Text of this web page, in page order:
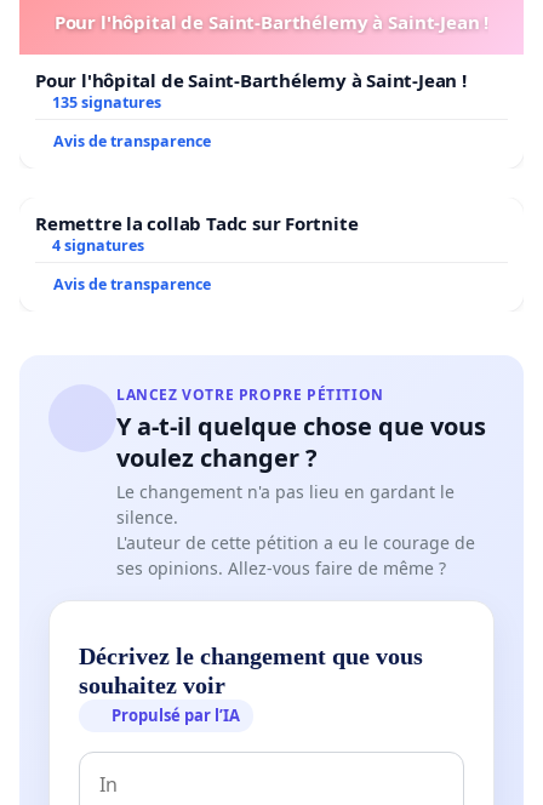
Pour l'hôpital de Saint-Barthélemy à Saint-Jean !
Pour l'hôpital de Saint-Barthélemy à Saint-Jean !
135 signatures
Avis de transparence
Remettre la collab Tadc sur Fortnite
4 signatures
Avis de transparence
LANCEZ VOTRE PROPRE PÉTITION
Y a-t-il quelque chose que vous
voulez changer ?
Le changement n'a pas lieu en gardant le
silence.
L'auteur de cette pétition a eu le courage de
ses opinions. Allez-vous faire de même ?
Décrivez le changement que vous
souhaitez voir
Propulsé par l’IA